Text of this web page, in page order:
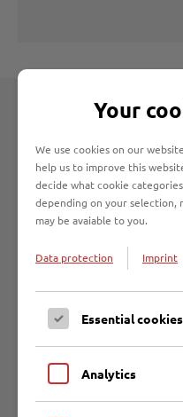
Vertrieb von
Die Recyclingbaustoffe
fremdüberwacht und sind
gefragtes Produkt. Durch
dass nur güteüberwachte
Der als Dienstleistung
sowohl für
bis 20 m bestellt werden.
Your
We use cookies on our
help us to improve this
decide what cookie
depending on your
may be avaiable to you.
Data protection Imprint
Essential cookies
Analytics